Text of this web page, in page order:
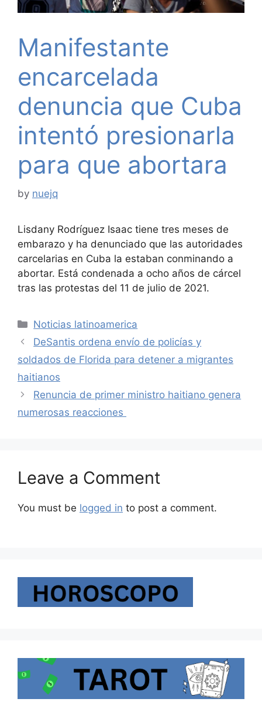
Manifestante
encarcelada
denuncia que Cuba
intentó presionarla
para que abortara
by nuejq
Lisdany Rodríguez Isaac tiene tres meses de
embarazo y ha denunciado que las autoridades
carcelarias en Cuba la estaban conminando a
abortar. Está condenada a ocho años de cárcel
tras las protestas del 11 de julio de 2021.
Categories
Noticias latinoamerica
DeSantis ordena envío de policías y
soldados de Florida para detener a migrantes
haitianos
Renuncia de primer ministro haitiano genera
numerosas reacciones
Leave a Comment
You must be logged in to post a comment.